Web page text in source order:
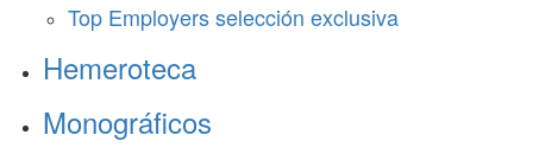
Top Employers selección exclusiva
Hemeroteca
Monográficos